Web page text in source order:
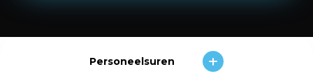
Personeelsuren